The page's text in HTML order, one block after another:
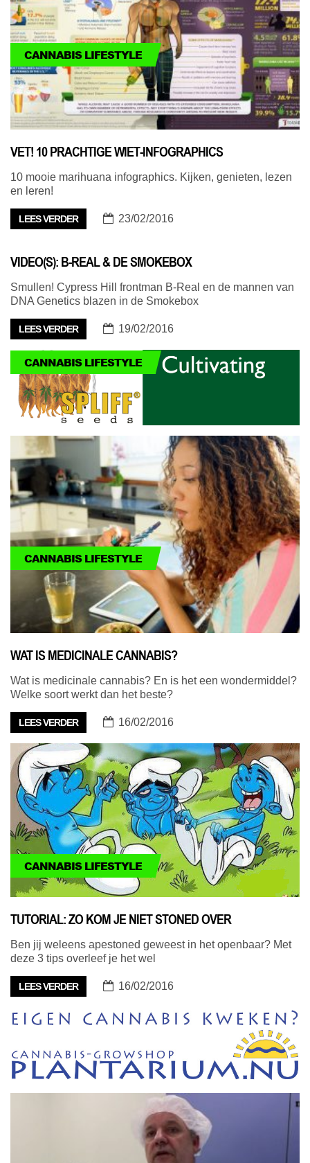
CANNABIS LIFESTYLE
VET! 10 PRACHTIGE WIET-INFOGRAPHICS
10 mooie marihuana infographics. Kijken, genieten, lezen
en leren!
LEES VERDER 23/02/2016
CANNABIS LIFESTYLE
VIDEO(S): B-REAL & DE SMOKEBOX
Smullen! Cypress Hill frontman B-Real en de mannen van
DNA Genetics blazen in de Smokebox
LEES VERDER 19/02/2016
CANNABIS LIFESTYLE
WAT IS MEDICINALE CANNABIS?
Wat is medicinale cannabis? En is het een wondermiddel?
Welke soort werkt dan het beste?
LEES VERDER 16/02/2016
CANNABIS LIFESTYLE
TUTORIAL: ZO KOM JE NIET STONED OVER
Ben jij weleens apestoned geweest in het openbaar? Met
deze 3 tips overleef je het wel
LEES VERDER 16/02/2016